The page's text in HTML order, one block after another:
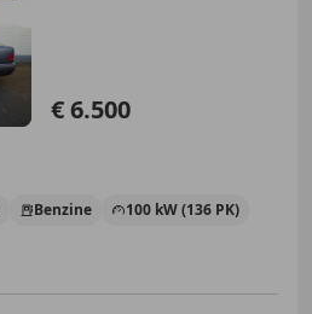
€ 6.500
Benzine 100 kW (136 PK)